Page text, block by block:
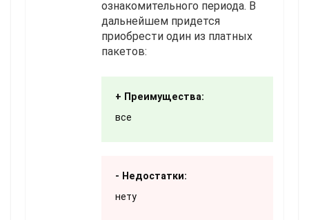
ознакомительного периода. В
дальнейшем придется
приобрести один из платных
пакетов:
+ Преимущества:
все
- Недостатки:
нету